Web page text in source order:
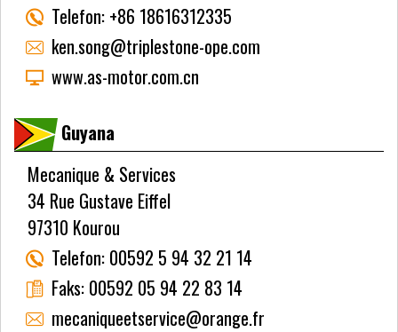
Telefon: +86 18616312335
ken.song@triplestone-ope.com
www.as-motor.com.cn
Guyana
Mecanique & Services
34 Rue Gustave Eiffel
97310 Kourou
Telefon: 00592 5 94 32 21 14
Faks: 00592 05 94 22 83 14
mecaniqueetservice@orange.fr